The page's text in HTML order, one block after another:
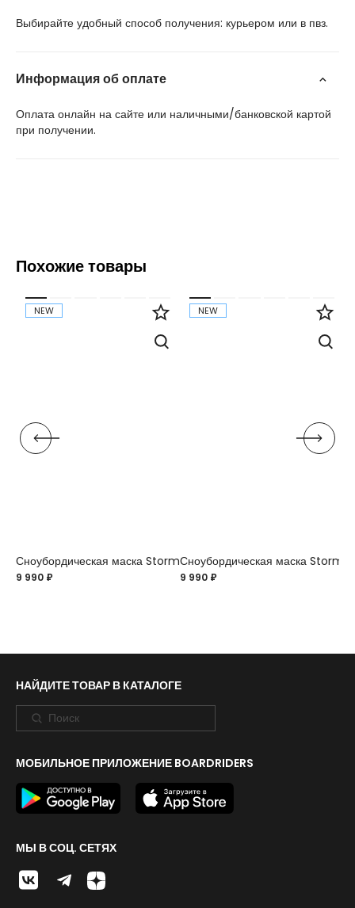
Выбирайте удобный способ получения: курьером или в пвз.
Информация об оплате
Оплата онлайн на сайте или наличными/банковской картой
при получении.
Похожие товары
NEW
Сноубордическая маска Storm
9 990 ₽
NEW
Сноубордическая маска Storm
9 990 ₽
НАЙДИТЕ ТОВАР В КАТАЛОГЕ
МОБИЛЬНОЕ ПРИЛОЖЕНИЕ BOARDRIDERS
МЫ В СОЦ. СЕТЯХ